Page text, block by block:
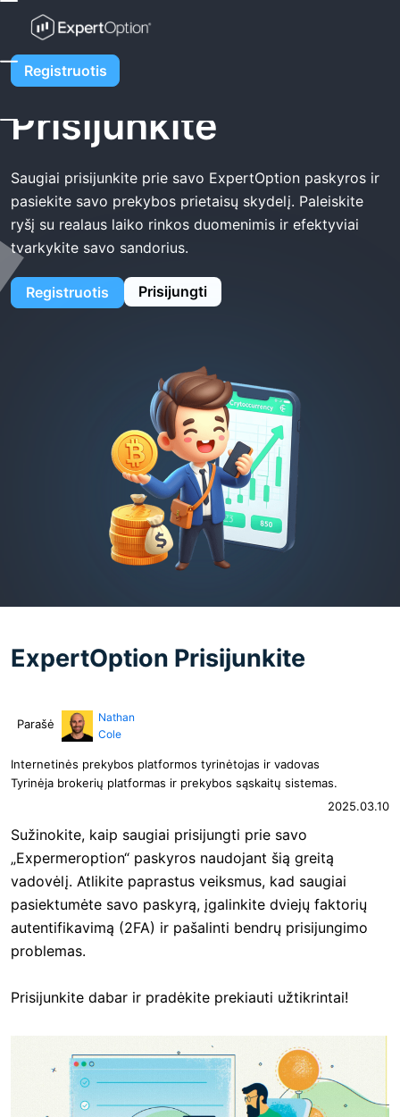
Registruotis
Namas ExpertOption Prisijunkite
ExpertOption
Prisijunkite
Saugiai prisijunkite prie savo ExpertOption paskyros ir
pasiekite savo prekybos prietaisų skydelį. Paleiskite
ryšį su realaus laiko rinkos duomenimis ir efektyviai
tvarkykite savo sandorius.
Registruotis Prisijungti
ExpertOption Prisijunkite
Parašė
Nathan
Cole
Internetinės prekybos platformos tyrinėtojas ir vadovas
Tyrinėja brokerių platformas ir prekybos sąskaitų sistemas.
2025.03.10
Sužinokite, kaip saugiai prisijungti prie savo
„Expermeroption“ paskyros naudojant šią greitą
vadovėlį. Atlikite paprastus veiksmus, kad saugiai
pasiektumėte savo paskyrą, įgalinkite dviejų faktorių
autentifikavimą (2FA) ir pašalinti bendrų prisijungimo
problemas.
Prisijunkite dabar ir pradėkite prekiauti užtikrintai!